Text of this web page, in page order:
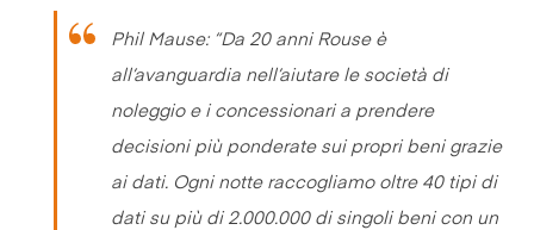
Phil Mause: “Da 20 anni Rouse è
all’avanguardia nell’aiutare le società di
noleggio e i concessionari a prendere
decisioni più ponderate sui propri beni grazie
ai dati. Ogni notte raccogliamo oltre 40 tipi di
dati su più di 2.000.000 di singoli beni con un